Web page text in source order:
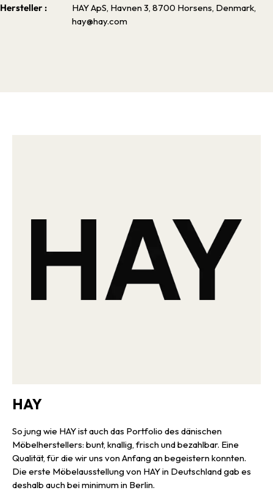
Hersteller :
HAY ApS, Havnen 3, 8700 Horsens, Denmark,
hay@hay.com
HAY
So jung wie HAY ist auch das Portfolio des dänischen
Möbelherstellers: bunt, knallig, frisch und bezahlbar. Eine
Qualität, für die wir uns von Anfang an begeistern konnten.
Die erste Möbelausstellung von HAY in Deutschland gab es
deshalb auch bei minimum in Berlin.